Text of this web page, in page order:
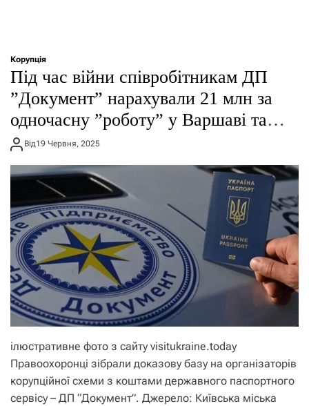
Корупція
Під час війни співробітникам ДП
”Документ” нарахували 21 млн за
одночасну ”роботу” у Варшаві та
Києві
Від19 Червня, 2025
ілюстративне фото з сайту visitukraine.today
Правоохоронці зібрали доказову базу на організаторів
корупційної схеми з коштами державного паспортного
сервісу – ДП “Документ”. Джерело: Київська міська